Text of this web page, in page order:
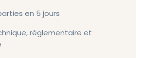
en 5 jours
réglementaire et